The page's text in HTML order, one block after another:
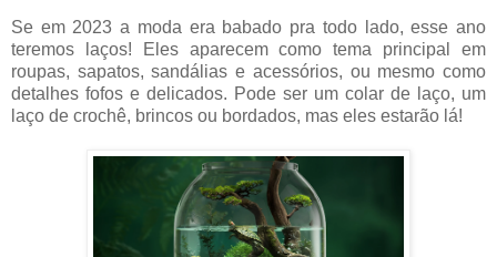
Se em 2023 a moda era babado pra todo lado, esse ano
teremos laços! Eles aparecem como tema principal em
roupas, sapatos, sandálias e acessórios, ou mesmo como
detalhes fofos e delicados. Pode ser um colar de laço, um
laço de crochê, brincos ou bordados, mas eles estarão lá!